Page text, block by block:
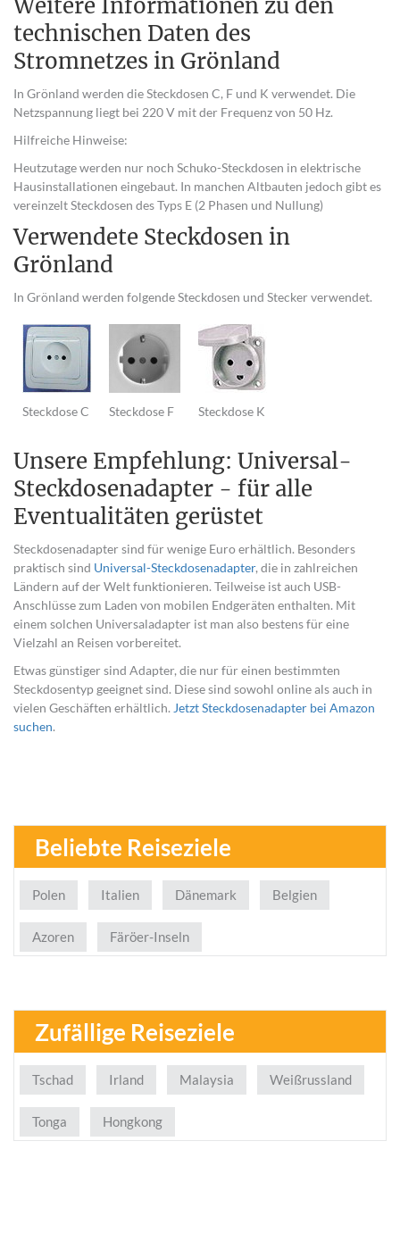
Weitere Informationen zu den
technischen Daten des
Stromnetzes in Grönland
In Grönland werden die Steckdosen C, F und K verwendet. Die
Netzspannung liegt bei 220 V mit der Frequenz von 50 Hz.
Hilfreiche Hinweise:
Heutzutage werden nur noch Schuko-Steckdosen in elektrische
Hausinstallationen eingebaut. In manchen Altbauten jedoch gibt es
vereinzelt Steckdosen des Typs E (2 Phasen und Nullung)
Verwendete Steckdosen in
Grönland
In Grönland werden folgende Steckdosen und Stecker verwendet.
Steckdose C Steckdose F Steckdose K
Unsere Empfehlung: Universal-
Steckdosenadapter - für alle
Eventualitäten gerüstet
Steckdosenadapter sind für wenige Euro erhältlich. Besonders
praktisch sind Universal-Steckdosenadapter, die in zahlreichen
Ländern auf der Welt funktionieren. Teilweise ist auch USB-
Anschlüsse zum Laden von mobilen Endgeräten enthalten. Mit
einem solchen Universaladapter ist man also bestens für eine
Vielzahl an Reisen vorbereitet.
Etwas günstiger sind Adapter, die nur für einen bestimmten
Steckdosentyp geeignet sind. Diese sind sowohl online als auch in
vielen Geschäften erhältlich. Jetzt Steckdosenadapter bei Amazon
suchen.
Beliebte Reiseziele
Polen Italien Dänemark Belgien
Azoren Färöer-Inseln
Zufällige Reiseziele
Tschad Irland Malaysia Weißrussland
Tonga Hongkong